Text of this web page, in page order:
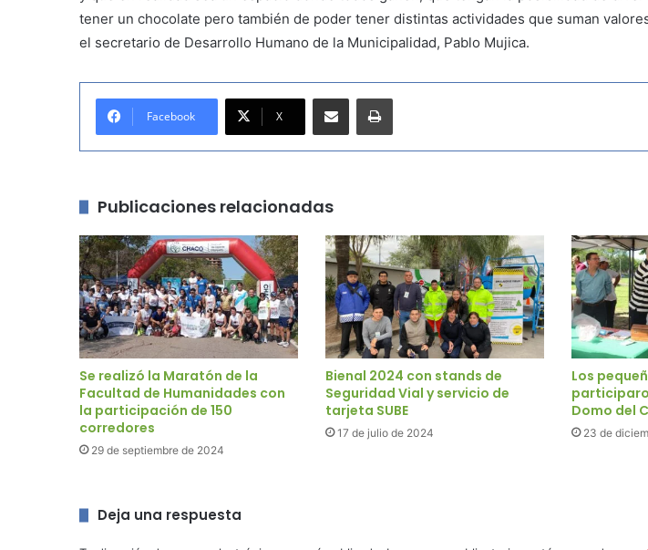
tener un chocolate pero también de poder tener distintas actividades que suman
el secretario de Desarrollo Humano de la Municipalidad, Pablo Mujica.
Facebook X
Publicaciones relacionadas
Se realizó la Maratón de la
Facultad de Humanidades con
la participación de 150
corredores
29 de septiembre de 2024
Bienal 2024 con stands de
Seguridad Vial y servicio de
tarjeta SUBE
17 de julio de 2024
Los
Domo del
23 de
Deja una respuesta